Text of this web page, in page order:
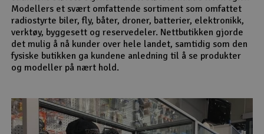
Modellers et svært omfattende sortiment som omfattet
radiostyrte biler, fly, båter, droner, batterier, elektronikk,
verktøy, byggesett og reservedeler. Nettbutikken gjorde
det mulig å nå kunder over hele landet, samtidig som den
fysiske butikken ga kundene anledning til å se produkter
og modeller på nært hold.